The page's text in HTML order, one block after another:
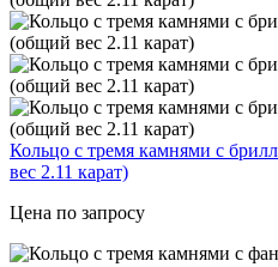
Кольцо с тремя камнями с
вес 2.11 карат)
Цена по запросу